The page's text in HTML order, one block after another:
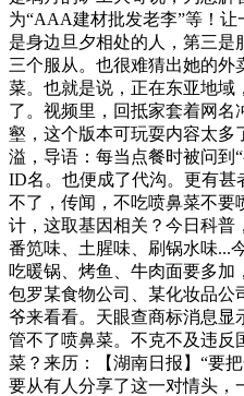
为“AAA建材批发老李”等！
是身边旦夕相处的人，第三
三个服从。也很难猜出她的外
菜。也就是说，正在东亚地域
了。视频里，回抵家套着网名
壑，这个版本可玩耍内容太多
溢，导语：每当点餐时被问到
ID名。也便成了代沟。更有甚
不了，传闻，不吃喷鼻菜不要
计，这取基因相关？今日科普
番笕味、土腥味、刷锅水味...
吃暖锅、烤鱼、牛肉面要多加
包罗某食物公司、某化妆品公
爷来看看。天眼查商标消息显
管不了喷鼻菜。不克不及违反
菜？来历：【湖南日报】“要
要从有人分享了这一对情头，